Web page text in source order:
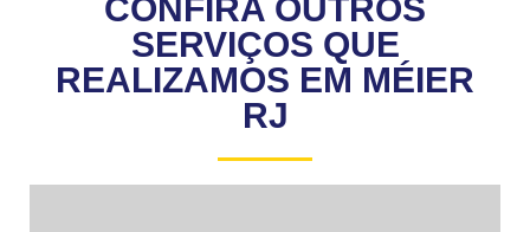
CONFIRA OUTROS
SERVIÇOS QUE
REALIZAMOS EM MÉIER
RJ